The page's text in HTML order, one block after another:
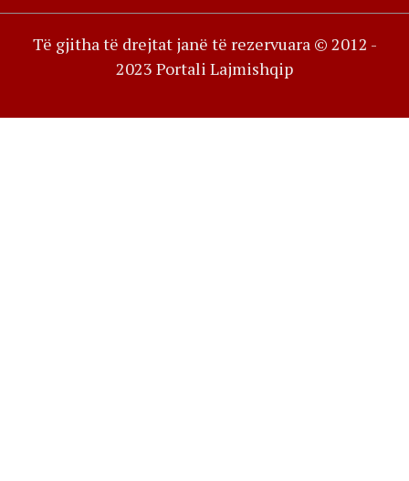
Të gjitha të drejtat janë të rezervuara © 2012 -
2023 Portali Lajmishqip